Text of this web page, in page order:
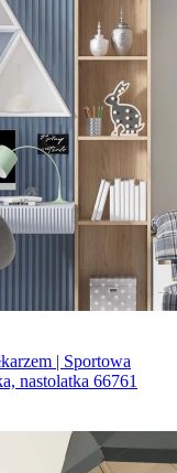
| Sportowa
nastolatka 66761